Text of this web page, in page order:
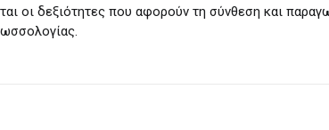
οι δεξιότητες που αφορούν τη σύνθεση και